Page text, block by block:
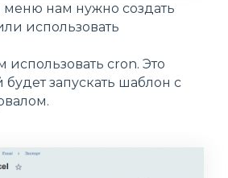
нам нужно создать
использовать
cron. Это
запускать шаблон с